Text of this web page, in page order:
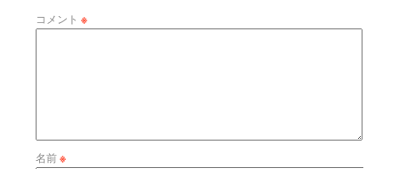
コメント ※
名前※